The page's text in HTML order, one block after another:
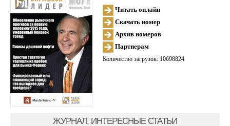
Читать онлайн
Скачать номер
Архив номеров
Партнерам
Количество загрузок: 10698824
ЖУРНАЛ, ИНТЕРЕСНЫЕ СТАТЬИ